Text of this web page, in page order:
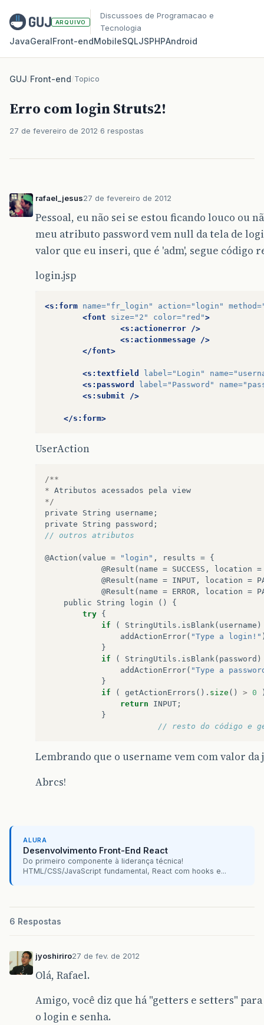
ARQUIVO
Discussoes de Programacao e
Tecnologia
JavaGeralFront‑endMobileSQLJSPHPAndroid
GUJ/Front-end/Topico
Erro com login Struts2!
27 de fevereiro de 2012 6 respostas
rafael_jesus27 de fevereiro de 2012
Pessoal, eu não sei se estou ficando louco ou
meu atributo password vem null da tela de
valor que eu inseri, que é 'adm', segue código
login.jsp
<s:form name="fr_login" action="login" method=
<font
size="2" color="red">
<s:actionerror />
<s:actionmessage />
</font>
<s:textfield label="Login" name=
<s:password
label="Password" name=
<s:submit
/>
</s:form>
UserAction
/**
* Atributos acessados pela view
*/
private
String username ;
private
String password ;
// outros atributos
@Action ( value = "login" , results = {
@Result ( name = SUCCESS , location =
@Result ( name = INPUT , location =
@Result ( name = ERROR , location =
public
String login ()
{
try {
if
( StringUtils . isBlank( username )
addActionError( "Type a login!"
}
if
( StringUtils . isBlank( password )
addActionError( "Type a
}
if
( getActionErrors (). size () > 0
return
INPUT ;
}
// resto do código e
Lembrando que o username vem com valor da
Abrcs!
ALURA
Desenvolvimento Front-End React
Do primeiro componente à liderança técnica!
HTML/CSS/JavaScript fundamental, React com hooks e...
6 Respostas
jyoshiriro27 de fev. de 2012
Olá, Rafael.
Amigo, você diz que há "getters e setters" para
o login e senha.